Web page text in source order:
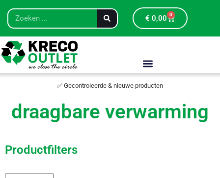
€ 0,00 0
✅ Gecontroleerde & nieuwe producten
draagbare verwarming
Productfilters